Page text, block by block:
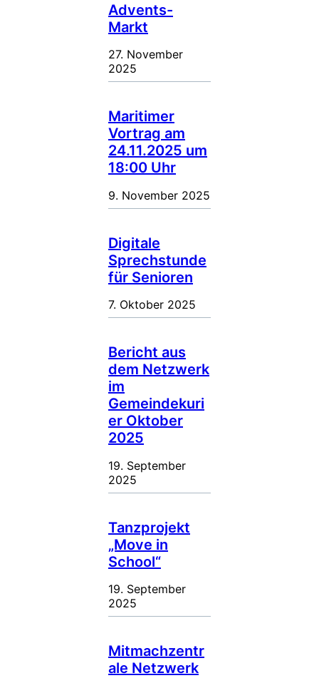
Advents-
Markt
27. November
2025
Maritimer
Vortrag am
24.11.2025 um
18:00 Uhr
9. November 2025
Digitale
Sprechstunde
für Senioren
7. Oktober 2025
Bericht aus
dem Netzwerk
im
Gemeindekuri
er Oktober
2025
19. September
2025
Tanzprojekt
„Move in
School“
19. September
2025
Mitmachzentr
ale Netzwerk